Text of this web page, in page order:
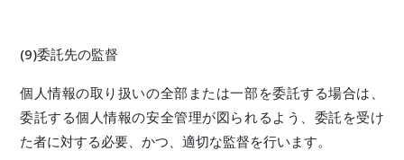
(9)委託先の監督
個人情報の取り扱いの全部または一部を委託する場合は、
委託する個人情報の安全管理が図られるよう、委託を受け
た者に対する必要、かつ、適切な監督を行います。